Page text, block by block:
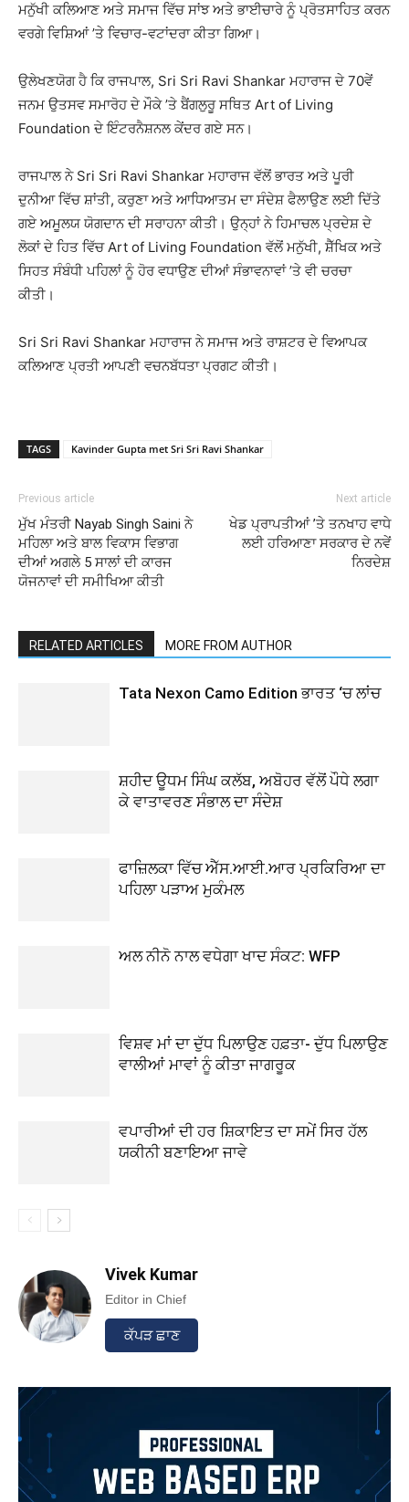
ਮਨੁੱਖੀ ਕਲਿਆਣ ਅਤੇ ਸਮਾਜ ਵਿੱਚ ਸਾਂਝ ਅਤੇ ਭਾਈਚਾਰੇ ਨੂੰ ਪ੍ਰੋਤਸਾਹਿਤ ਕਰਨ
ਵਰਗੇ ਵਿਸ਼ਿਆਂ ’ਤੇ ਵਿਚਾਰ-ਵਟਾਂਦਰਾ ਕੀਤਾ ਗਿਆ।
ਉਲੇਖਣਯੋਗ ਹੈ ਕਿ ਰਾਜਪਾਲ, Sri Sri Ravi Shankar ਮਹਾਰਾਜ ਦੇ 70ਵੇਂ
ਜਨਮ ਉਤਸਵ ਸਮਾਰੋਹ ਦੇ ਮੌਕੇ ’ਤੇ ਬੈਂਗਲੁਰੂ ਸਥਿਤ Art of Living
Foundation ਦੇ ਇੰਟਰਨੈਸ਼ਨਲ ਕੇਂਦਰ ਗਏ ਸਨ।
ਰਾਜਪਾਲ ਨੇ Sri Sri Ravi Shankar ਮਹਾਰਾਜ ਵੱਲੋਂ ਭਾਰਤ ਅਤੇ ਪੂਰੀ
ਦੁਨੀਆ ਵਿੱਚ ਸ਼ਾਂਤੀ, ਕਰੁਣਾ ਅਤੇ ਆਧਿਆਤਮ ਦਾ ਸੰਦੇਸ਼ ਫੈਲਾਉਣ ਲਈ ਦਿੱਤੇ
ਗਏ ਅਮੂਲਯ ਯੋਗਦਾਨ ਦੀ ਸਰਾਹਨਾ ਕੀਤੀ। ਉਨ੍ਹਾਂ ਨੇ ਹਿਮਾਚਲ ਪ੍ਰਦੇਸ਼ ਦੇ
ਲੋਕਾਂ ਦੇ ਹਿਤ ਵਿੱਚArt of Living Foundation ਵੱਲੋਂ ਮਨੁੱਖੀ, ਸ਼ੈੱਖਿਕ ਅਤੇ
ਸਿਹਤ ਸੰਬੰਧੀ ਪਹਿਲਾਂ ਨੂੰ ਹੋਰ ਵਧਾਉਣ ਦੀਆਂ ਸੰਭਾਵਨਾਵਾਂ ’ਤੇ ਵੀ ਚਰਚਾ
ਕੀਤੀ।
Sri Sri Ravi Shankar ਮਹਾਰਾਜ ਨੇ ਸਮਾਜ ਅਤੇ ਰਾਸ਼ਟਰ ਦੇ ਵਿਆਪਕ
ਕਲਿਆਣ ਪ੍ਰਤੀ ਆਪਣੀ ਵਚਨਬੱਧਤਾ ਪ੍ਰਗਟ ਕੀਤੀ।
TAGS Kavinder Gupta met Sri Sri Ravi Shankar
Previous article
ਮੁੱਖ ਮੰਤਰੀ Nayab Singh Saini ਨੇ
ਮਹਿਲਾ ਅਤੇ ਬਾਲ ਵਿਕਾਸ ਵਿਭਾਗ
ਦੀਆਂ ਅਗਲੇ 5 ਸਾਲਾਂ ਦੀ ਕਾਰਜ
ਯੋਜਨਾਵਾਂ ਦੀ ਸਮੀਖਿਆ ਕੀਤੀ
Next article
ਖੇਡ ਪ੍ਰਾਪਤੀਆਂ ’ਤੇ ਤਨਖਾਹ ਵਾਧੇ
ਲਈ ਹਰਿਆਣਾ ਸਰਕਾਰ ਦੇ ਨਵੇਂ
ਨਿਰਦੇਸ਼
RELATED ARTICLES MORE FROM AUTHOR
Tata Nexon Camo Edition ਭਾਰਤ ‘ਚ ਲਾਂਚ
ਸ਼ਹੀਦ ਊਧਮ ਸਿੰਘ ਕਲੱਬ, ਅਬੋਹਰ ਵੱਲੋਂ ਪੌਧੇ ਲਗਾ
ਕੇ ਵਾਤਾਵਰਣ ਸੰਭਾਲ ਦਾ ਸੰਦੇਸ਼
ਫਾਜ਼ਿਲਕਾ ਵਿੱਚ ਐੱਸ.ਆਈ.ਆਰ ਪ੍ਰਕਿਰਿਆ ਦਾ
ਪਹਿਲਾ ਪੜਾਅ ਮੁਕੰਮਲ
ਅਲ ਨੀਨੋ ਨਾਲ ਵਧੇਗਾ ਖਾਦ ਸੰਕਟ: WFP
ਵਿਸ਼ਵ ਮਾਂ ਦਾ ਦੁੱਧ ਪਿਲਾਉਣ ਹਫ਼ਤਾ- ਦੁੱਧ ਪਿਲਾਉਣ
ਵਾਲੀਆਂ ਮਾਵਾਂ ਨੂੰ ਕੀਤਾ ਜਾਗਰੂਕ
ਵਪਾਰੀਆਂ ਦੀ ਹਰ ਸ਼ਿਕਾਇਤ ਦਾ ਸਮੇਂ ਸਿਰ ਹੱਲ
ਯਕੀਨੀ ਬਣਾਇਆ ਜਾਵੇ
Vivek Kumar
Editor in Chief
ਕੱਪੜ ਛਾਣ